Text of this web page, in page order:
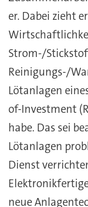
er. Dabei zieht
Strom-/
Reinigungs-/
Lötanlagen
of-Investment
habe. Das sei
Lötanlagen
Dienst
neue